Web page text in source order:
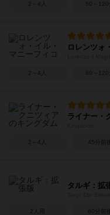
2～4人 60～120
ロレンツォ
2～4人 60～120
ライナー・
2～4人 45分前後
タルギ：拡
2人用 60分前後